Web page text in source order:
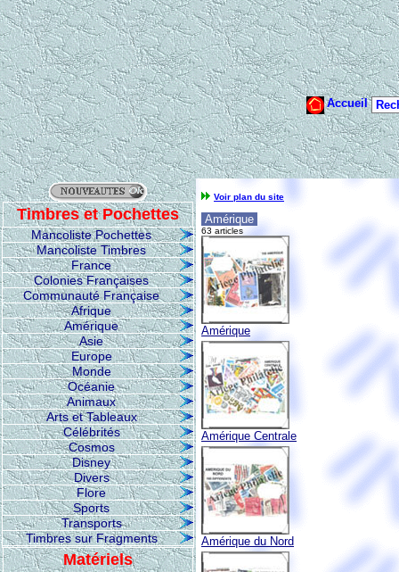
Timbres et Pochettes
Mancoliste Pochettes
Mancoliste Timbres
France
Colonies Françaises
Communauté Française
Afrique
Amérique
Asie
Europe
Monde
Océanie
Animaux
Arts et Tableaux
Célébrités
Cosmos
Disney
Divers
Flore
Sports
Transports
Timbres sur Fragments
Matériels
Voir plan du site
Amérique
63 articles
Amérique
Amérique Centrale
Amérique du Nord